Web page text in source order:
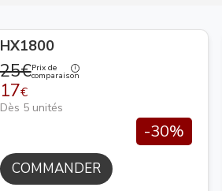
HX1800
25€Prix de
comparaison
17€
Dès 5 unités
-30%
COMMANDER